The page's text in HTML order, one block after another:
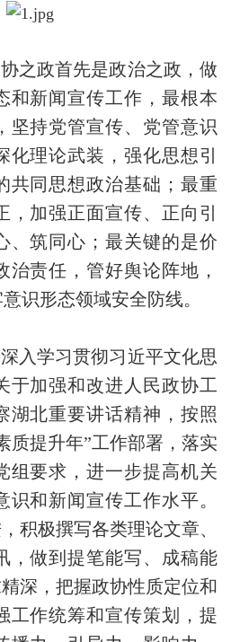
之政首先是政治之政，做
和新闻宣传工作，最根本
坚持党管宣传、党管意识
化理论武装，强化思想引
共同思想政治基础；最重
加强正面宣传、正向引
、筑同心；最关键的是价
治责任，管好舆论阵地，
识形态领域安全防线。
入学习贯彻习近平文化思
于加强和改进人民政协工
湖北重要讲话精神，按照
质提升年”工作部署，落实
组要求，进一步提高机关
和新闻宣传工作水平。
积极撰写各类理论文章、
，做到提笔能写、成稿能
深，把握政协性质定位和
工作统筹和宣传策划，提